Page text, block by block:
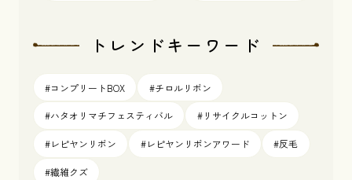
トレンドキーワード
#コンプリートBOX #チロルリボン
#ハタオリマチフェスティバル #リサイクルコットン
#レピヤンリボン #レピヤンリボンアワード #反毛
#繊維クズ